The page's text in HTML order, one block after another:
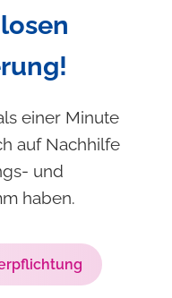
einer Minute
auf Nachhilfe
und
haben.